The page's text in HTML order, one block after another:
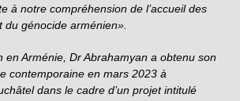
à notre compréhension de l’accueil des
du génocide arménien».
en Arménie, Dr Abrahamyan a obtenu son
contemporaine en mars 2023 à
dans le cadre d’un projet intitulé